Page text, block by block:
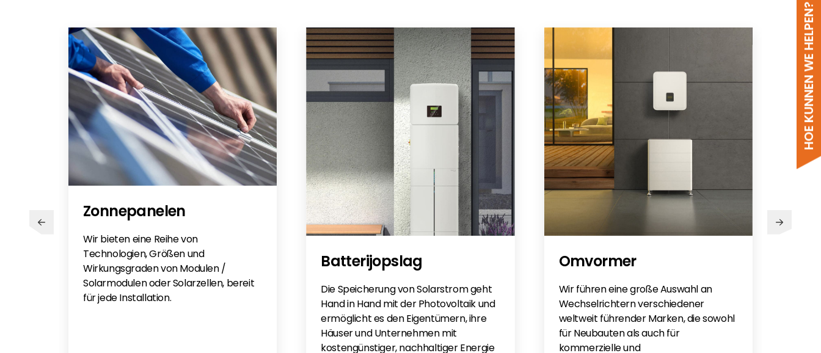
HOE KUNNEN WE HELPEN?
Zonnepanelen
Wir bieten eine Reihe von
Technologien, Größen und
Wirkungsgraden von Modulen /
Solarmodulen oder Solarzellen, bereit
für jede Installation.
Batterijopslag
Die Speicherung von Solarstrom geht
Hand in Hand mit der Photovoltaik und
ermöglicht es den Eigentümern, ihre
Häuser und Unternehmen mit
kostengünstiger, nachhaltiger Energie
Omvormer
Wir führen eine große Auswahl an
Wechselrichtern verschiedener
weltweit führender Marken, die sowohl
für Neubauten als auch für
kommerzielle und